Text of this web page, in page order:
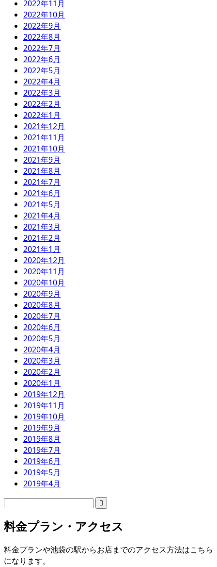
2022年11月
2022年10月
2022年9月
2022年8月
2022年7月
2022年6月
2022年5月
2022年4月
2022年3月
2022年2月
2022年1月
2021年12月
2021年11月
2021年10月
2021年9月
2021年8月
2021年7月
2021年6月
2021年5月
2021年4月
2021年3月
2021年2月
2021年1月
2020年12月
2020年11月
2020年10月
2020年9月
2020年8月
2020年7月
2020年6月
2020年5月
2020年4月
2020年3月
2020年2月
2020年1月
2019年12月
2019年11月
2019年10月
2019年9月
2019年8月
2019年7月
2019年6月
2019年5月
2019年4月
料金プラン・アクセス
料金プランや池袋の駅からお店までのアクセス方法はこちら
になります。